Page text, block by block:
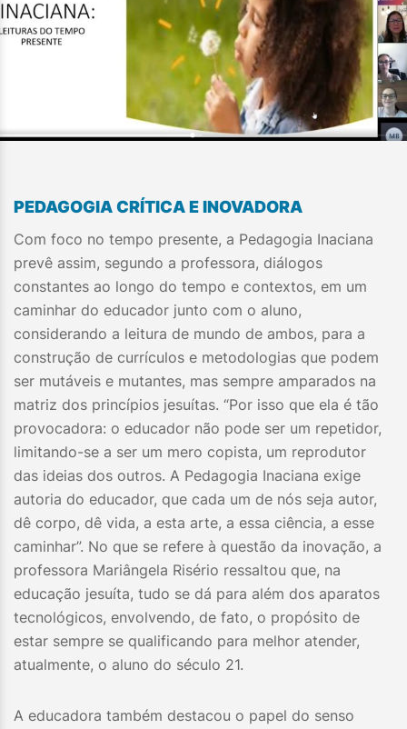
PEDAGOGIA CRÍTICA E INOVADORA
Com foco no tempo presente, a Pedagogia Inaciana
prevê assim, segundo a professora, diálogos
constantes ao longo do tempo e contextos, em um
caminhar do educador junto com o aluno,
considerando a leitura de mundo de ambos, para a
construção de currículos e metodologias que podem
ser mutáveis e mutantes, mas sempre amparados na
matriz dos princípios jesuítas. “Por isso que ela é tão
provocadora: o educador não pode ser um repetidor,
limitando-se a ser um mero copista, um reprodutor
das ideias dos outros. A Pedagogia Inaciana exige
autoria do educador, que cada um de nós seja autor,
dê corpo, dê vida, a esta arte, a essa ciência, a esse
caminhar”. No que se refere à questão da inovação, a
professora Mariângela Risério ressaltou que, na
educação jesuíta, tudo se dá para além dos aparatos
tecnológicos, envolvendo, de fato, o propósito de
estar sempre se qualificando para melhor atender,
atualmente, o aluno do século 21.
A educadora também destacou o papel do senso